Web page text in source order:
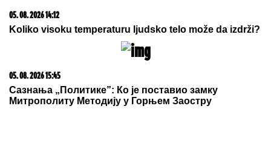
05. 08. 2026 14:12
Koliko visoku temperaturu ljudsko telo može da izdrži?
05. 08. 2026 15:45
Сазнања „Политике”: Ко је поставио замку
Митрополиту Методију у Горњем Заостру